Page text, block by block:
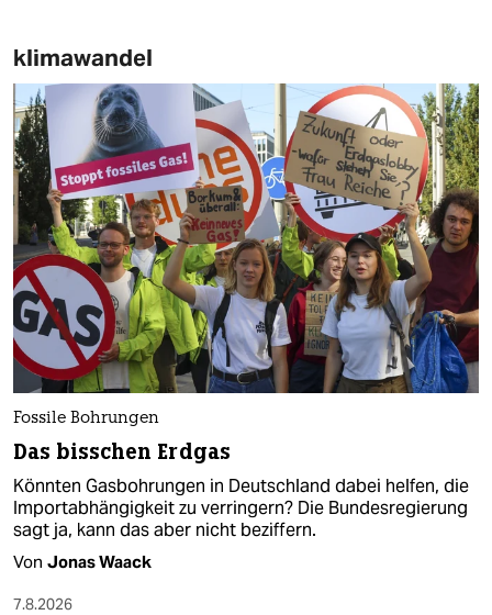
klimawandel
Fossile Bohrungen
Das bisschen Erdgas
Könnten Gasbohrungen in Deutschland dabei helfen, die
Importabhängigkeit zu verringern? Die Bundesregierung
sagt ja, kann das aber nicht beziffern.
Von Jonas Waack
7.8.2026